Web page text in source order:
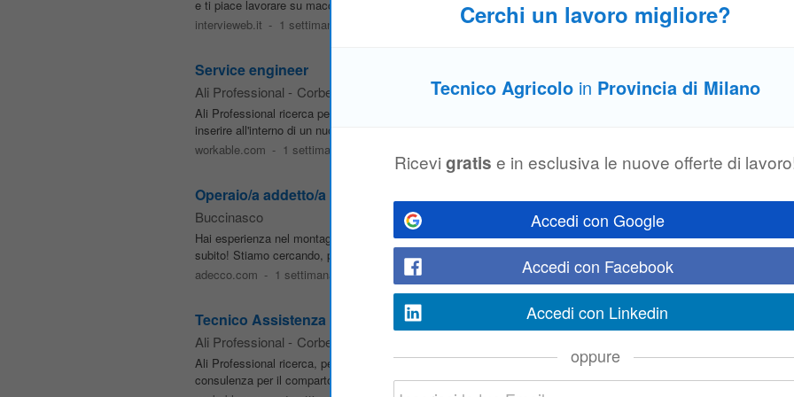
e ti piace lavorare su macchine complesse, questa è l’opportunità giusta per te. Per realtà strutturata del settore
intervieweb.it - 1 settimana fa
Service engineer
Ali Professional - Corbetta
Ali Professional ricerca per una solida realtà di riferimento nel settore agribusiness, un
inserire all'interno di un nuovo e ambizioso progetto di sviluppo sul territorio di Corbetta (MI). La risorsa entrerà...
workable.com - 1 settimana fa
Operaio/a addetto/a al montaggio e assemblaggio
Buccinasco
Hai esperienza nel montaggio? Sai utilizzare gli strumenti da banco? Hai conoscenze meccaniche ed elettriche?
subito! Stiamo cercando, per una nostra azienda cliente di Buccinasco che si occupa di motori industriali ed
adecco.com - 1 settimana fa
Tecnico Assistenza (macchine agricole)
Ali Professional - Corbetta
Ali Professional ricerca, per un'importante azienda operante nel settore della fornitura di macchineagricole, servizi
consulenza per il comparto
, una figura di Service Engineer Senior – Assistenza e Manutenzione Macchine
Cerchi un lavoro migliore?
Tecnico Agricolo in Provincia di Milano
Ricevi gratis e in esclusiva le nuove offerte di
Accedi con Google
Accedi con Facebook
Accedi con Linkedin
oppure